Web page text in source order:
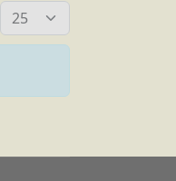
Anzeige #